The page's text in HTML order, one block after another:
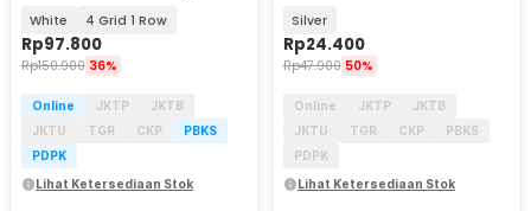
White 4 Grid 1 Row
Rp97.800
Rp150.900 36%
Online JKTP
JKTB
JKTU
TGR CKP
PBKS
PDPK
Lihat Ketersediaan Stok
Silver
Rp24.400
Rp47.900 50%
Online JKTP
JKTB
JKTU
TGR CKP
PBKS
PDPK
Lihat Ketersediaan Stok